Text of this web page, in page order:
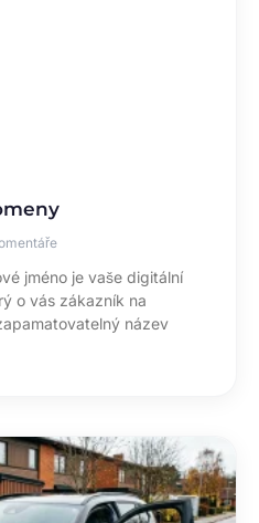
jméno je vaše digitální
o vás zákazník na
název